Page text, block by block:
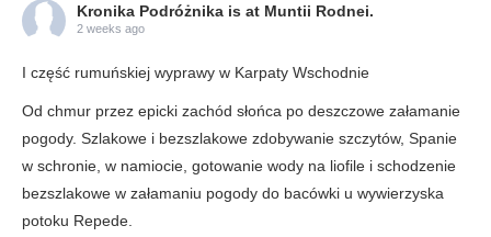
Kronika Podróżnika is at Muntii Rodnei.
2 weeks ago
I część rumuńskiej wyprawy w Karpaty Wschodnie
Od chmur przez epicki zachód słońca po deszczowe załamanie
pogody. Szlakowe i bezszlakowe zdobywanie szczytów, Spanie
w schronie, w namiocie, gotowanie wody na liofile i schodzenie
bezszlakowe w załamaniu pogody do bacówki u wywierzyska
potoku Repede.